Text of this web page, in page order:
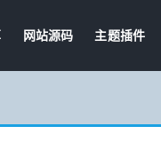
网站源码 主题插件